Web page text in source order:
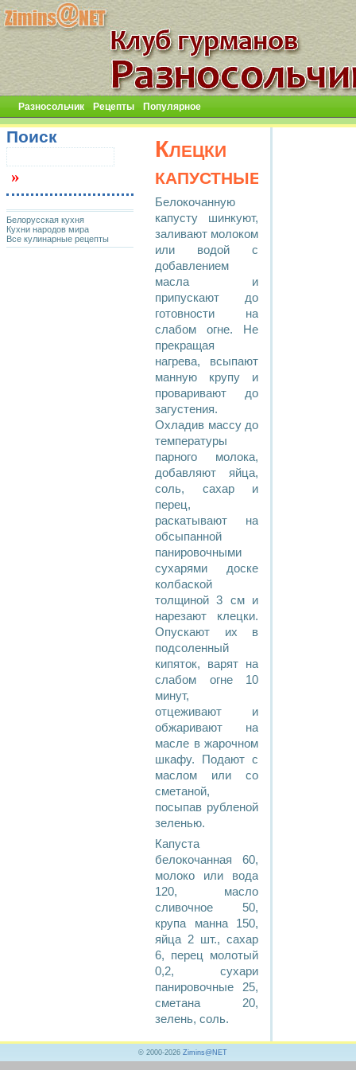
Разносольчик Рецепты Популярное
Клецки
капустные
Белокочанную
капусту шинкуют,
заливают молоком
или водой с
добавлением
масла и
припускают до
готовности на
слабом огне. Не
прекращая
нагрева, всыпают
манную крупу и
проваривают до
загустения.
Охладив массу до
температуры
парного молока,
добавляют яйца,
соль, сахар и
перец,
раскатывают на
обсыпанной
панировочными
сухарями доске
колбаской
толщиной 3 см и
нарезают клецки.
Опускают их в
подсоленный
кипяток, варят на
слабом огне 10
минут,
отцеживают и
обжаривают на
масле в жарочном
шкафу. Подают с
маслом или со
сметаной,
посыпав рубленой
зеленью.
Капуста
белокочанная 60,
молоко или вода
120, масло
сливочное 50,
крупа манна 150,
яйца 2 шт., сахар
6, перец молотый
0,2, сухари
панировочные 25,
сметана 20,
зелень, соль.
Поиск
Белорусская кухня
Кухни народов мира
Все кулинарные рецепты
© 2000-2026 Zimins@NET